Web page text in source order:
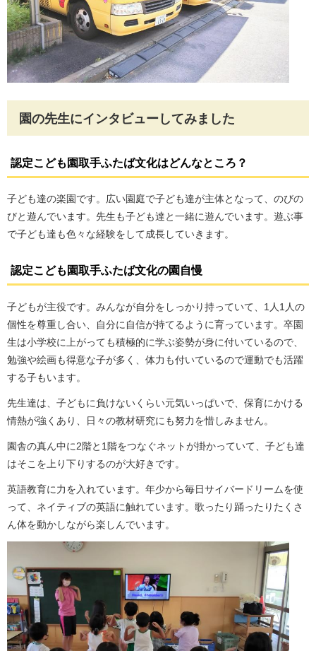
園の先生にインタビューしてみました
認定こども園取手ふたば文化はどんなところ？
子ども達の楽園です。広い園庭で子ども達が主体となって、のびの
びと遊んでいます。先生も子ども達と一緒に遊んでいます。遊ぶ事
で子ども達も色々な経験をして成長していきます。
認定こども園取手ふたば文化の園自慢
子どもが主役です。みんなが自分をしっかり持っていて、1人1人の
個性を尊重し合い、自分に自信が持てるように育っています。卒園
生は小学校に上がっても積極的に学ぶ姿勢が身に付いているので、
勉強や絵画も得意な子が多く、体力も付いているので運動でも活躍
する子もいます。
先生達は、子どもに負けないくらい元気いっぱいで、保育にかける
情熱が強くあり、日々の教材研究にも努力を惜しみません。
園舎の真ん中に2階と1階をつなぐネットが掛かっていて、子ども達
はそこを上り下りするのが大好きです。
英語教育に力を入れています。年少から毎日サイバードリームを使
って、ネイティブの英語に触れています。歌ったり踊ったりたくさ
ん体を動かしながら楽しんでいます。